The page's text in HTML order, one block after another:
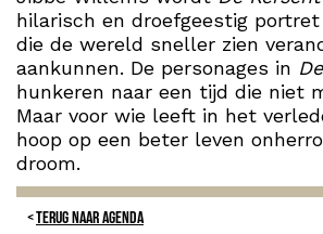
hilarisch en droefgeestig
die de wereld sneller zien
aankunnen. De personages in
hunkeren naar een tijd die niet
Maar voor wie leeft in het
hoop op een beter leven
droom.
TERUG NAAR AGENDA